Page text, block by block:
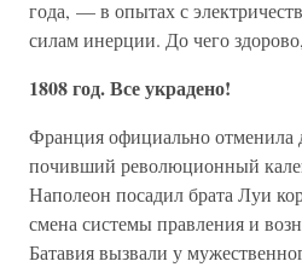
года, — в опытах с
силам инерции. До чего
1808 год. Все украдено!
Франция официально отменила
почивший революционный
Наполеон посадил брата Луи
смена системы правления и
Батавия вызвали у